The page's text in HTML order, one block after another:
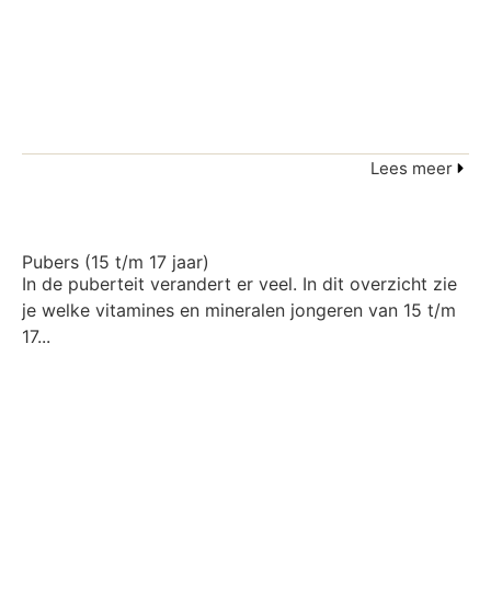
Lees meer
Pubers (15 t/m 17 jaar)
In de puberteit verandert er veel. In dit overzicht zie
je welke vitamines en mineralen jongeren van 15 t/m
17...